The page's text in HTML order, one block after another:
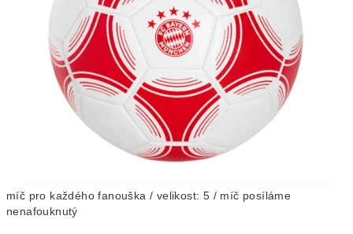
míč pro každého fanouška / velikost: 5 / míč posíláme
nenafouknutý